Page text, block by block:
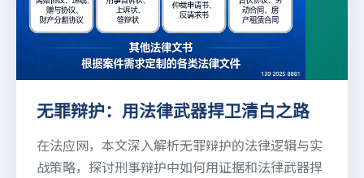
无罪辩护：用法律武器捍卫清白之路
在法应网，本文深入解析无罪辩护的法律逻辑与实
战策略，探讨刑事辩护中如何用证据和法律武器捍